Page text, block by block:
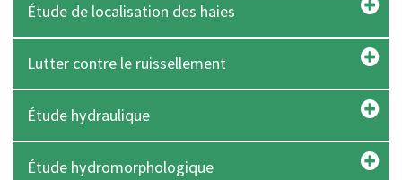
Étude de localisation des haies
Lutter contre le ruissellement
Étude hydraulique
Étude hydromorphologique